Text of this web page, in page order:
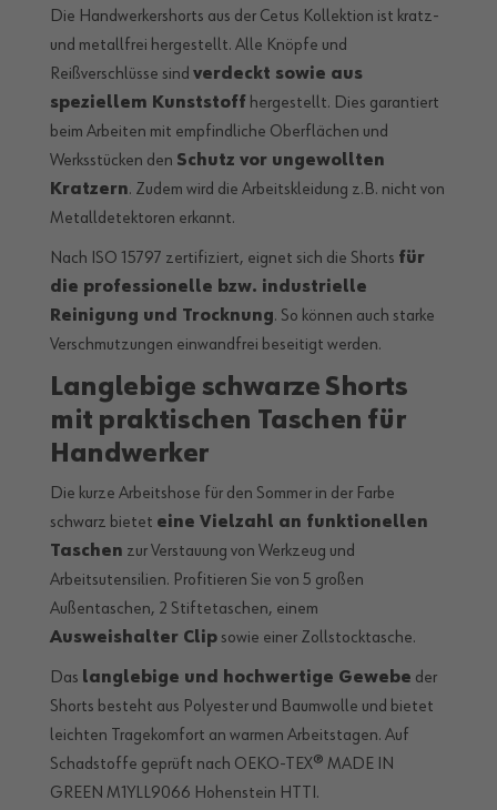
Die Handwerkershorts aus der Cetus Kollektion ist kratz-
und metallfrei hergestellt. Alle Knöpfe und
Reißverschlüsse sind verdeckt sowie aus
speziellem Kunststoff hergestellt. Dies garantiert
beim Arbeiten mit empfindliche Oberflächen und
Werksstücken den Schutz vor ungewollten
Kratzern. Zudem wird die Arbeitskleidung z.B. nicht von
Metalldetektoren erkannt.
Nach ISO 15797 zertifiziert, eignet sich die Shorts für
die professionelle bzw. industrielle
Reinigung und Trocknung. So können auch starke
Verschmutzungen einwandfrei beseitigt werden.
Langlebige schwarze Shorts
mit praktischen Taschen für
Handwerker
Die kurze Arbeitshose für den Sommer in der Farbe
schwarz bietet eine Vielzahl an funktionellen
Taschen zur Verstauung von Werkzeug und
Arbeitsutensilien. Profitieren Sie von 5 großen
Außentaschen, 2 Stiftetaschen, einem
Ausweishalter Clip sowie einer Zollstocktasche.
Das langlebige und hochwertige Gewebe der
Shorts besteht aus Polyester und Baumwolle und bietet
leichten Tragekomfort an warmen Arbeitstagen. Auf
Schadstoffe geprüft nach OEKO-TEX® MADE IN
GREEN M1YLL9066 Hohenstein HTTI.